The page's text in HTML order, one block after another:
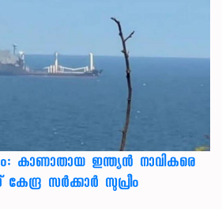
കാണാതായ ഇന്ത്യൻ നാവികരെ
കേന്ദ്ര സർക്കാർ സുപ്രീം